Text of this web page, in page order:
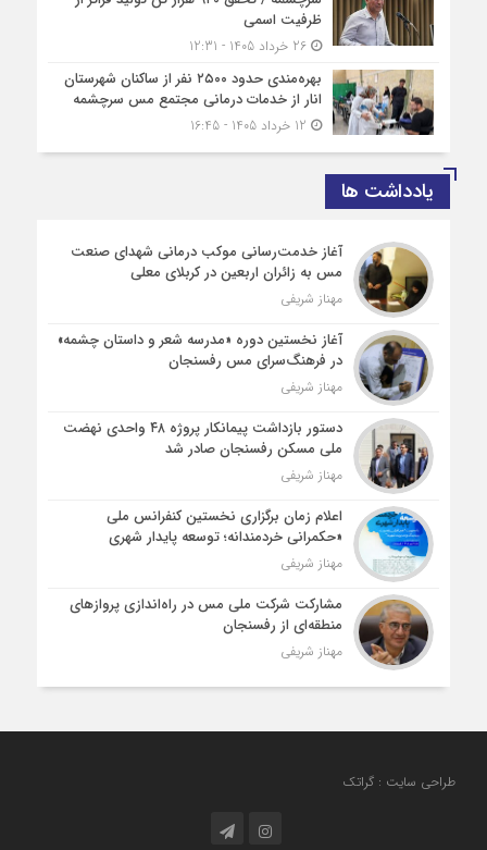
ظرفیت اسمی
26 خرداد 1405 - 12:31
بهره‌مندی حدود ۲۵۰۰‌ نفر از ساکنان شهرستان
انار از خدمات درمانی مجتمع مس سرچشمه
یادداشت ها
آغاز خدمت‌رسانی موکب درمانی شهدای صنعت
مس به زائران اربعین در کربلای معلی
مهناز شریفی
آغاز نخستین دوره «مدرسه شعر و داستان چشمه»
در فرهنگ‌سرای مس رفسنجان
مهناز شریفی
دستور بازداشت پیمانکار پروژه ۴۸ واحدی نهضت
ملی مسکن رفسنجان صادر شد
مهناز شریفی
اعلام زمان برگزاری نخستین کنفرانس ملی
«حکمرانی خردمندانه؛ توسعه پایدار شهری
مهناز شریفی
مشارکت شرکت ملی مس در راه‌اندازی پروازهای
منطقه‌ای از رفسنجان
مهناز شریفی
طراحی سایت : گراتک